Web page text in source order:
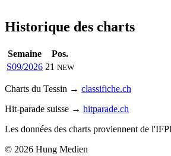
Historique des charts
Semaine
Pos.
S09/2026 21 NEW
Charts du Tessin → classifiche.ch
Hit-parade suisse → hitparade.ch
Les données des charts proviennent de
© 2026 Hung Medien